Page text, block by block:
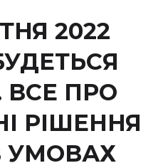
2022
ВСЕ ПРО
РІШЕННЯ
УМОВАХ